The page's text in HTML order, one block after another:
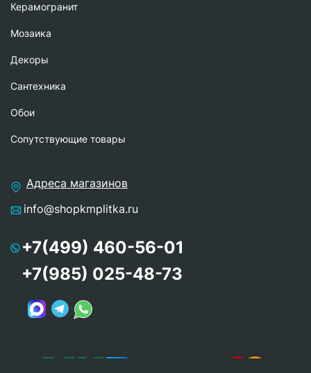
Керамогранит
Мозаика
Декоры
Сантехника
Обои
Сопутствующие товары
Адреса магазинов
info@shopkmplitka.ru
+7(499) 460-56-01
+7(985) 025-48-73